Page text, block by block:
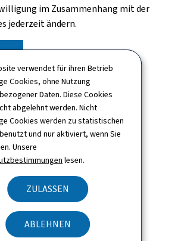
verwendet für ihren Betrieb
Cookies, ohne Nutzung
Daten. Diese Cookies
abgelehnt werden. Nicht
Cookies werden zu statistischen
und nur aktiviert, wenn Sie
Unsere
lesen.
ZULASSEN
ABLEHNEN
im Zusammenhang mit der
jederzeit ändern.